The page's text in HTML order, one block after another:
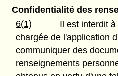
Confidentialité des
6(1)
Il est interdit
chargée de l'application
communiquer des
renseignements